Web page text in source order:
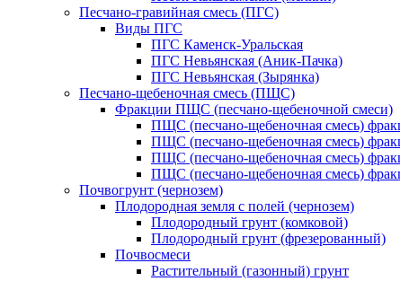
Песчано-гравийная смесь (ПГС)
Виды ПГС
ПГС Каменск-Уральская
ПГС Невьянская (Аник-Пачка)
ПГС Невьянская (Зырянка)
Песчано-щебеночная смесь (ПЩС)
Фракции ПЩС (песчано-щебеночной смеси)
ПЩС (песчано-щебеночная смесь)
ПЩС (песчано-щебеночная смесь)
ПЩС (песчано-щебеночная смесь)
ПЩС (песчано-щебеночная смесь)
Почвогрунт (чернозем)
Плодородная земля с полей (чернозем)
Плодородный грунт (комковой)
Плодородный грунт (фрезерованный)
Почвосмеси
Растительный (газонный) грунт